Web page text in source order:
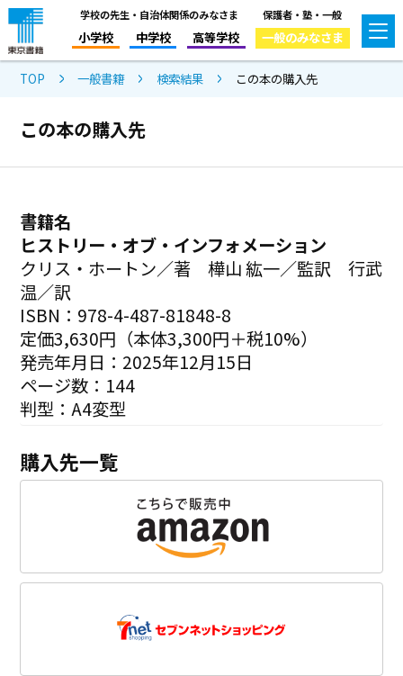
学校の先生・自治体関係のみなさま
小学校 中学校 高等学校
保護者・塾・一般
一般のみなさま
TOP 一般書籍 検索結果 この本の購入先
この本の購入先
書籍名
ヒストリー・オブ・インフォメーション
クリス・ホートン／著 樺山 紘一／監訳 行武
温／訳
ISBN：978-4-487-81848-8
定価3,630円（本体3,300円＋税10%）
発売年月日：2025年12月15日
ページ数：144
判型：A4変型
購入先一覧